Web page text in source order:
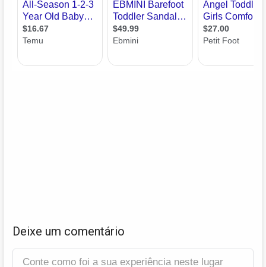
Deixe um comentário